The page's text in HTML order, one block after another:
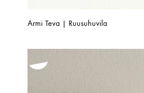
Armi Teva | Ruusuhuvila